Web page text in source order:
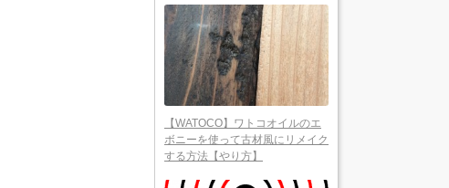
【WATOCO】ワトコオイルのエ
ボニーを使って古材風にリメイク
する方法【やり方】